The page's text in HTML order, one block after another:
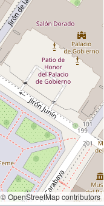
© OpenStreetMap contributors